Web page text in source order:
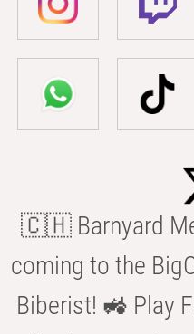
🇨🇭 Barnyard
coming to the
Biberist! 🚜 Play